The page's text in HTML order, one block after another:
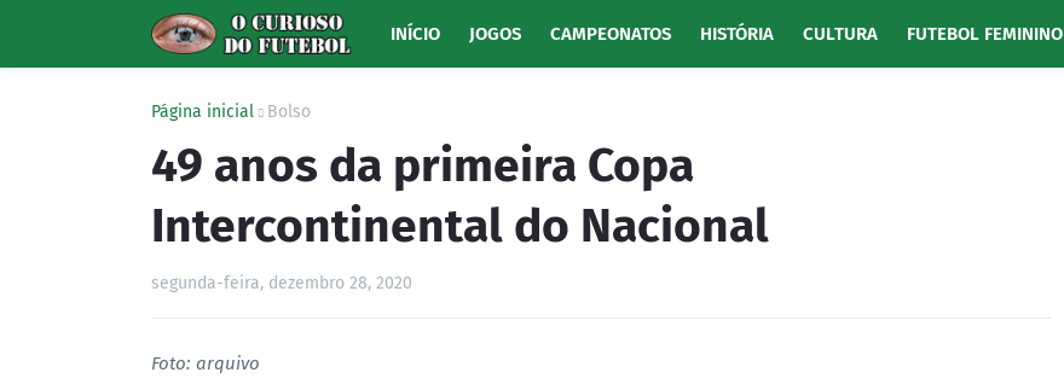
INÍCIO JOGOS CAMPEONATOS HISTÓRIA CULTURA FUTEBOL FEMININO
Página inicial Bolso
49 anos da primeira Copa
Intercontinental do Nacional
segunda-feira, dezembro 28, 2020
Foto: arquivo